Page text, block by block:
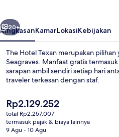
Berikutnya
20+
RingkasanKamarLokasiKebijakan
The Hotel Texan merupakan
Seagraves. Manfaat gratis
sarapan ambil sendiri setiap hari
traveler terkesan dengan staf.
Harga
saat
ini
Rp2.129.252
Rp2.129.252
total Rp2.257.007
termasuk pajak & biaya lainnya
9 Agu - 10 Agu